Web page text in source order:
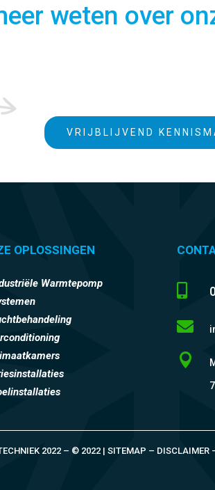
weten over
VRIJBLIJVEND
OPLOSSINGEN
Warmtepomp



2022 – © 2022 | SITEMAP – DISCLAIMER